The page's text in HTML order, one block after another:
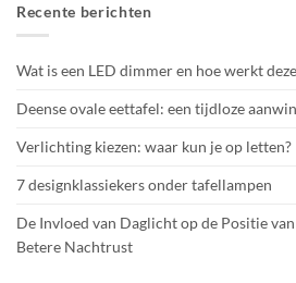
Recente berichten
Wat is een LED dimmer en hoe werkt
Deense ovale eettafel: een tijdloze
Verlichting kiezen: waar kun je op letten?
7 designklassiekers onder tafellampen
De Invloed van Daglicht op de Positie
Betere Nachtrust